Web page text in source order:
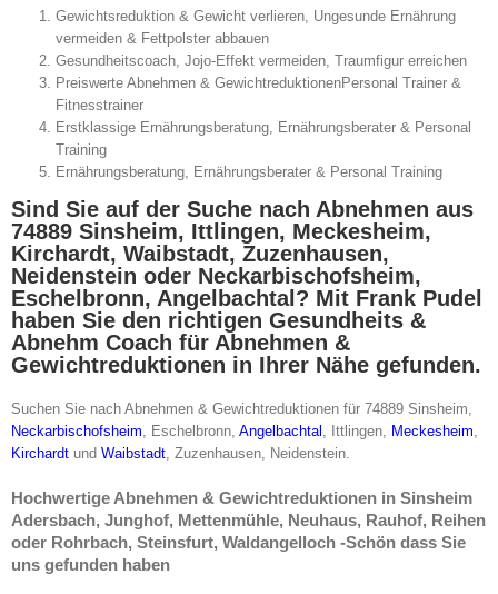
Gewichtsreduktion & Gewicht verlieren, Ungesunde Ernährung
vermeiden & Fettpolster abbauen
Gesundheitscoach, Jojo-Effekt vermeiden, Traumfigur erreichen
Preiswerte Abnehmen & GewichtreduktionenPersonal Trainer &
Fitnesstrainer
Erstklassige Ernährungsberatung, Ernährungsberater & Personal
Training
Ernährungsberatung, Ernährungsberater & Personal Training
Sind Sie auf der Suche nach Abnehmen aus
74889 Sinsheim, Ittlingen, Meckesheim,
Kirchardt, Waibstadt, Zuzenhausen,
Neidenstein oder Neckarbischofsheim,
Eschelbronn, Angelbachtal? Mit Frank Pudel
haben Sie den richtigen Gesundheits &
Abnehm Coach für Abnehmen &
Gewichtreduktionen in Ihrer Nähe gefunden.
Suchen Sie nach Abnehmen & Gewichtreduktionen für 74889 Sinsheim,
Neckarbischofsheim, Eschelbronn, Angelbachtal , Ittlingen, Meckesheim,
Kirchardt und Waibstadt, Zuzenhausen, Neidenstein.
Hochwertige Abnehmen & Gewichtreduktionen in Sinsheim
Adersbach, Junghof, Mettenmühle, Neuhaus, Rauhof, Reihen
oder Rohrbach, Steinsfurt, Waldangelloch -Schön dass Sie
uns gefunden haben